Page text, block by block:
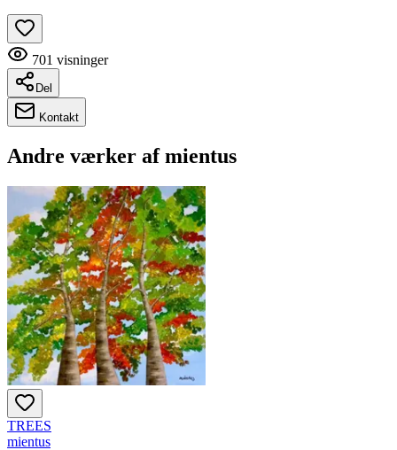
701 visninger
Del
Kontakt
Andre værker afmientus
TREES
mientus